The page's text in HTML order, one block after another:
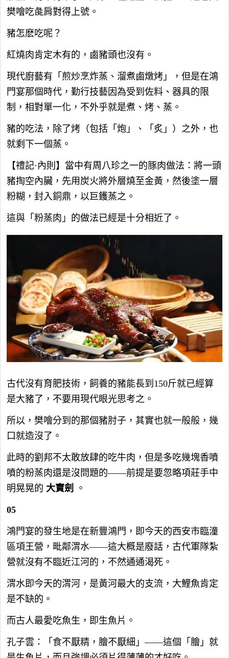
樊噲吃彘肩對得上號。
豬怎麽吃呢？
紅燒肉肯定木有的，鹵豬頭也沒有。
現代廚藝有「煎炒烹炸蒸、溜煮鹵燉烤」，但是在鴻
門宴那個時代，勤行技藝因為受到佐料、器具的限
制，相對單一化，不外乎就是煮、烤、蒸。
豬的吃法，除了烤（包括「炮」、「炙」）之外，也
就剩下一個蒸。
【禮記·內則】當中有周八珍之一的豚肉做法：將一頭
豬掏空內臟，先用炭火將外層燒至金黃，然後塗一層
粉糊，封入銅鼎，以巨鑊蒸之。
這與「粉蒸肉」的做法已經是十分相近了。
古代沒有育肥技術，飼養的豬能長到150斤就已經算
是大豬了，不要用現代眼光思考之。
所以，樊噲分到的那個豬肘子，其實也就一般般，幾
口就造沒了。
此時的劉邦不太敢放肆的吃牛肉，但是多吃幾塊香噴
噴的粉蒸肉還是沒問題的——前提是要忽略項莊手中
明晃晃的 大寶劍 。
05
鴻門宴的發生地是在新豐鴻門，即今天的西安市臨潼
區項王營，毗鄰渭水——這大概是廢話，古代軍隊紮
營就沒有不臨近江河的，不然通通渴死。
渭水即今天的渭河，是黃河最大的支流，大鯉魚肯定
是不缺的。
而古人最愛吃魚生，即生魚片。
孔子雲：「食不厭精，膾不厭細」——這個「膾」就